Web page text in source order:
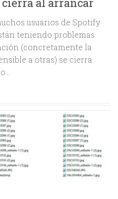
al arrancar
usuarios de Spotify
teniendo problemas
(concretamente la
a otras) se cierra